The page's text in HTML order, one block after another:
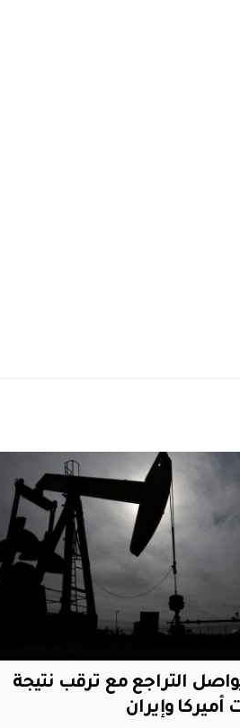
التراجع مع ترقب نتيجة
أميركا وإيران